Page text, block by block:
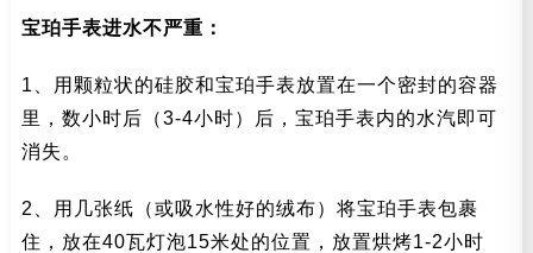
宝珀手表进水不严重：
1、用颗粒状的硅胶和宝珀手表放置在一个密封的容器
里，数小时后（3-4小时）后，宝珀手表内的水汽即可
消失。
2、用几张纸（或吸水性好的绒布）将宝珀手表包裹
住，放在40瓦灯泡15米处的位置，放置烘烤1-2小时